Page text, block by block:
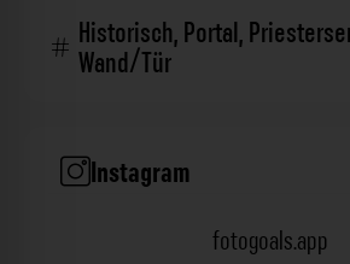
Historisch,Portal,
Wand/Tür
Instagram
fotogoals.app